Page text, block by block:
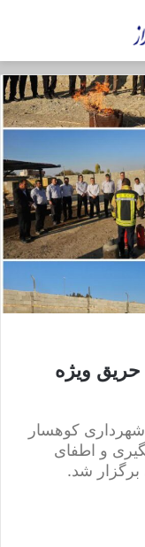
ویژه
کوهسار
و اطفای
شد.